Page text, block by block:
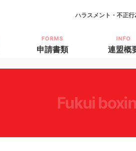
ハラスメント・不正
FORMS
申請書類
INFO
連盟概
fukui